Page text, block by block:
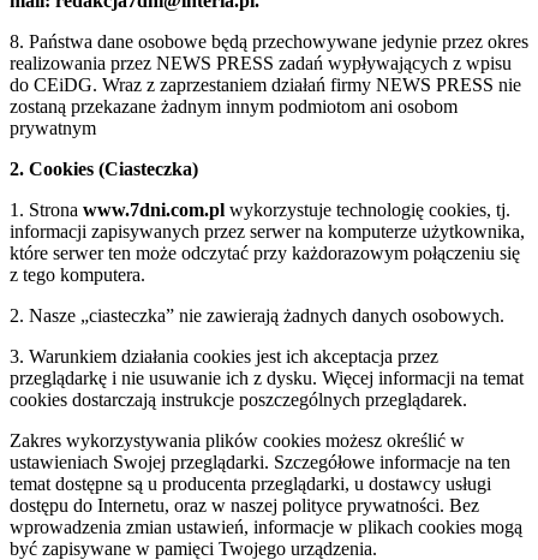
8. Państwa dane osobowe będą przechowywane jedynie przez okres
realizowania przez NEWS PRESS zadań wypływających z wpisu
do CEiDG. Wraz z zaprzestaniem działań firmy NEWS PRESS nie
zostaną przekazane żadnym innym podmiotom ani osobom
prywatnym
2. Cookies (Ciasteczka)
1. Strona www.7dni.com.pl wykorzystuje technologię cookies, tj.
informacji zapisywanych przez serwer na komputerze użytkownika,
które serwer ten może odczytać przy każdorazowym połączeniu się
z tego komputera.
2. Nasze „ciasteczka” nie zawierają żadnych danych osobowych.
3. Warunkiem działania cookies jest ich akceptacja przez
przeglądarkę i nie usuwanie ich z dysku. Więcej informacji na temat
cookies dostarczają instrukcje poszczególnych przeglądarek.
Zakres wykorzystywania plików cookies możesz określić w
ustawieniach Swojej przeglądarki. Szczegółowe informacje na ten
temat dostępne są u producenta przeglądarki, u dostawcy usługi
dostępu do Internetu, oraz w naszej polityce prywatności. Bez
wprowadzenia zmian ustawień, informacje w plikach cookies mogą
być zapisywane w pamięci Twojego urządzenia.